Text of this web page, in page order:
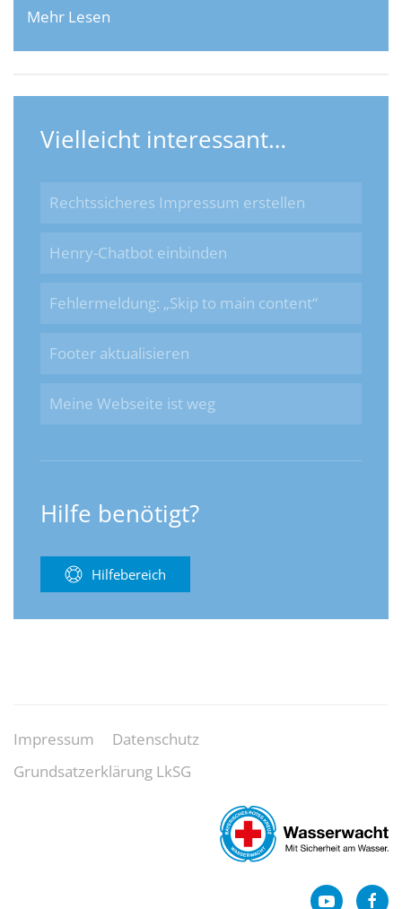
Mehr Lesen
Vielleicht interessant…
Rechtssicheres Impressum erstellen
Henry-Chatbot einbinden
Fehlermeldung: „Skip to main content“
Footer aktualisieren
Meine Webseite ist weg
Hilfe benötigt?
Hilfebereich
Impressum
Datenschutz
Grundsatzerklärung LkSG